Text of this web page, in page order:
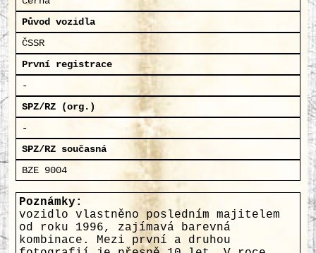
Původ vozidla
ČSSR
První registrace
-
SPZ/RZ (org.)
-
SPZ/RZ současná
BZE 9004
Poznámky:
vozidlo vlastněno posledním majitelem
od roku 1996, zajímavá barevná
kombinace. Mezi první a druhou